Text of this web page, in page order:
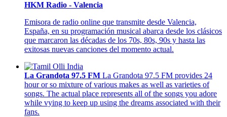
HKM Radio - Valencia
Emisora de radio online que transmite desde Valencia,
España, en su programación musical abarca desde los clásicos
que marcaron las décadas de los 70s, 80s, 90s y hasta las
exitosas nuevas canciones del momento actual.
La Grandota 97.5 FM La Grandota 97.5 FM provides 24
hour or so mixture of various makes as well as varieties of
songs. The actual place represents all of the songs you adore
while vying to keep up using the dreams associated with their
fans.